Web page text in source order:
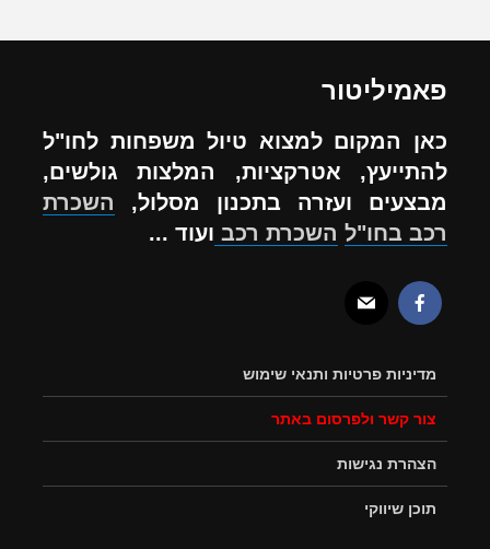
פאמיליטור
כאן המקום למצוא טיול משפחות לחו"ל
להתייעץ, אטרקציות, המלצות גולשים,
מבצעים ועזרה בתכנון מסלול, השכרת
רכב בחו"ל השכרת רכב ועוד ...
מדיניות פרטיות ותנאי שימוש
צור קשר ולפרסום באתר
הצהרת נגישות
תוכן שיווקי